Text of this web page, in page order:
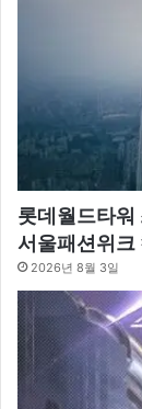
롯데월드타
서울패션위크
2026년 8월 3일